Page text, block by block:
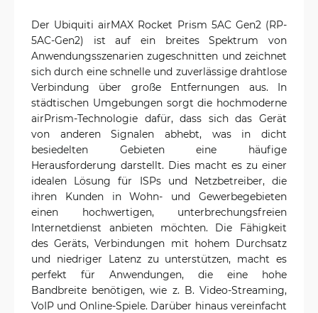
Der Ubiquiti airMAX Rocket Prism 5AC Gen2 (RP-
5AC-Gen2) ist auf ein breites Spektrum von
Anwendungsszenarien zugeschnitten und zeichnet
sich durch eine schnelle und zuverlässige drahtlose
Verbindung über große Entfernungen aus. In
städtischen Umgebungen sorgt die hochmoderne
airPrism-Technologie dafür, dass sich das Gerät
von anderen Signalen abhebt, was in dicht
besiedelten Gebieten eine häufige
Herausforderung darstellt. Dies macht es zu einer
idealen Lösung für ISPs und Netzbetreiber, die
ihren Kunden in Wohn- und Gewerbegebieten
einen hochwertigen, unterbrechungsfreien
Internetdienst anbieten möchten. Die Fähigkeit
des Geräts, Verbindungen mit hohem Durchsatz
und niedriger Latenz zu unterstützen, macht es
perfekt für Anwendungen, die eine hohe
Bandbreite benötigen, wie z. B. Video-Streaming,
VoIP und Online-Spiele. Darüber hinaus vereinfacht